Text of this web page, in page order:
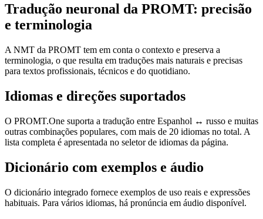
Tradução neuronal da PROMT: precisão
e terminologia
A NMT da PROMT tem em conta o contexto e preserva a
terminologia, o que resulta em traduções mais naturais e precisas
para textos profissionais, técnicos e do quotidiano.
Idiomas e direções suportados
O PROMT.One suporta a tradução entre Espanhol ↔ russo e muitas
outras combinações populares, com mais de 20 idiomas no total. A
lista completa é apresentada no seletor de idiomas da página.
Dicionário com exemplos e áudio
O dicionário integrado fornece exemplos de uso reais e expressões
habituais. Para vários idiomas, há pronúncia em áudio disponível.